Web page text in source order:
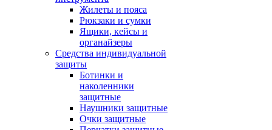
Жилеты и пояса
Рюкзаки и сумки
Ящики, кейсы и
органайзеры
Средства индивидуальной
защиты
Ботинки и
наколенники
защитные
Наушники защитные
Очки защитные